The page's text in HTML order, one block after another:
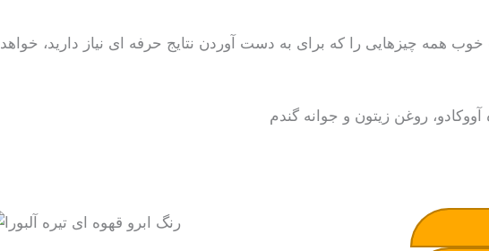
خوب همه چیزهایی را که برای به دست آوردن نتایج حرفه ای نیاز دارید، خواهد